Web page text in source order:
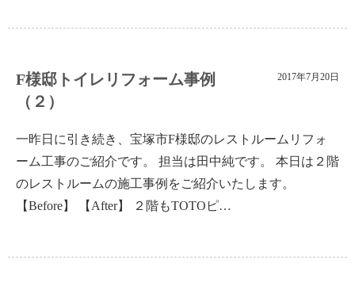
F様邸トイレリフォーム事例
（２）
2017年7月20日
一昨日に引き続き、宝塚市F様邸のレストルームリフォ
ーム工事のご紹介です。 担当は田中純です。 本日は２階
のレストルームの施工事例をご紹介いたします。
【Before】 【After】 ２階もTOTOピ…